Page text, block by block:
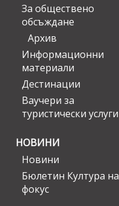
За обществено
обсъждане
Архив
Информационни
материали
Дестинации
Ваучери за
туристически услуги
НОВИНИ
Новини
Бюлетин Култура на
фокус